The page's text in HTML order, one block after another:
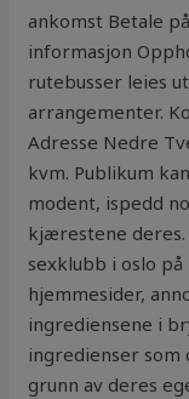
ankomst Betale
informasjon
rutebusser leies
arrangementer.
Adresse Nedre
kvm. Publikum
modent, ispedd
kjærestene deres.
sexklubb i oslo
hjemmesider,
ingrediensene i
ingredienser som
grunn av deres